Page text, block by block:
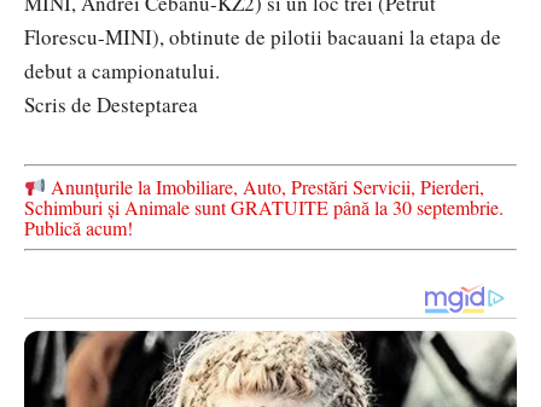
Florescu-MINI), obtinute de pilotii bacauani la etapa de
debut a campionatului.
Scris de Desteptarea
Anunțurile la Imobiliare, Auto, Prestări Servicii, Pierderi,
Schimburi și Animale sunt GRATUITE până la 30 septembrie.
Publică acum!